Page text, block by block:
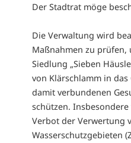
Der Stadtrat möge
Die Verwaltung wird
Maßnahmen zu prüfen,
Siedlung „Sieben
von Klärschlamm in
damit verbundenen
schützen.
Verbot der Verwertung
Wasserschutzgebieten